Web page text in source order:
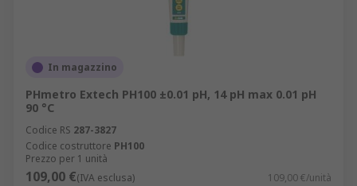
In magazzino
PHmetro Extech PH100 ±0.01 pH, 14 pH max 0.01 pH
90 °C
Codice RS 287-3827
Codice costruttore PH100
Prezzo per 1 unità
109,00 €(IVA esclusa) 109,00 €/unità